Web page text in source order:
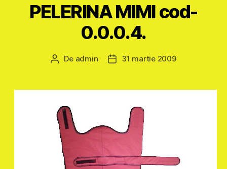
PELERINA MIMI cod-
0.0.0.4.
Autor
De admin
Dată31 martie 2009